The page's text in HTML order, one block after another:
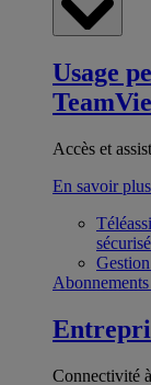
Usage
Accès et
En savoir plus
Connectivité